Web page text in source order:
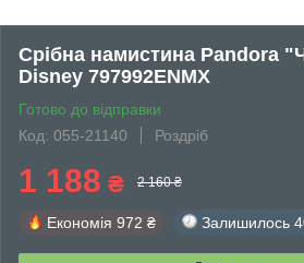
Срібна намистина Pandora
Disney 797992ENMX
Готово до відправки
Код: 055-21140
Роздріб
1 188 ₴ 2 160 ₴
Економія 972 ₴ Залишилось